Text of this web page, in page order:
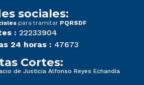
sociales:
para tramitar PQRSDF
: 22233904
24 horas : 47673
Cortes:
de Justicia Alfonso Reyes Echandía